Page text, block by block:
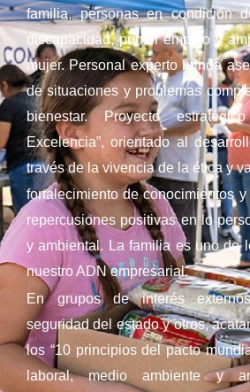
familia, personas en condición
discapacidad, primer empleo y
mujer. Personal experto brinda
de situaciones y problemas
bienestar. Proyecto
Excelencia”, orientado al
través de la vivencia de la ética y
fortalecimiento de conocimientos
repercusiones positivas en lo
y ambiental. La familia es uno de
nuestro ADN empresarial.
En grupos de interés
seguridad del estado y otros,
los “10 principios del pacto
laboral, medio ambiente y